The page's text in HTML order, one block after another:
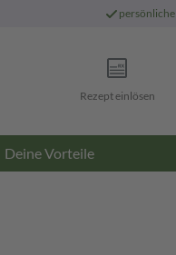
persönliche
Rezept einlösen
Deine Vorteile